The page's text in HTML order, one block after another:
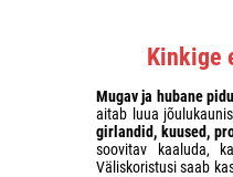
Kinkige
Mugav ja hubane
aitab luua
girlandid, kuused,
soovitav kaaluda,
Väliskoristusi saab